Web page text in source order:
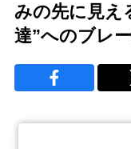
みの先に見え
達”へのブレ